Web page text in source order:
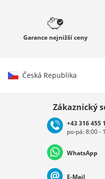
Garance nejnižší ceny
Česká Republika
Deutschland
Zákaznický
+43 316 455
po-pá: 8:00 -
WhatsApp
E-Mail